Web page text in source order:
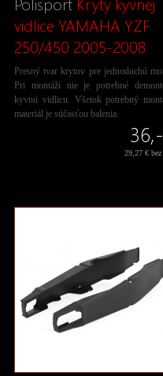
vidlice YAMAHA YZF
250/450 2005-2008
Presný tvar krytov pre jednoduchú
Pri montáži nie je potrebné
kyvnú vidlicu. Všetok potrebný
materiál je súčasťou balenia.
29,27 €